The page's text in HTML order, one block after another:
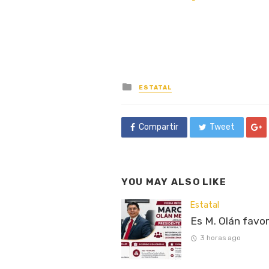
Posted
in
ESTATAL
Compartir Tweet
YOU MAY ALSO LIKE
Estatal
Es M. Olán
3 horas ago